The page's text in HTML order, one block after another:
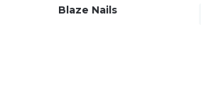
Blaze Nails